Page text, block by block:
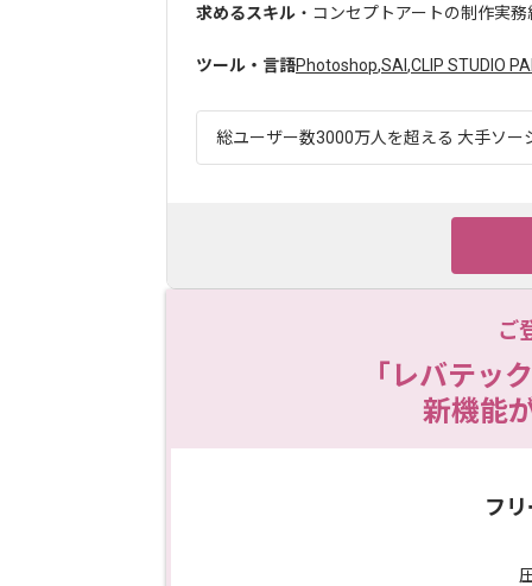
求めるスキル ・コンセプトアートの制作実
ツール・言語Photoshop,SAI ,CLIP STUDIO
総ユーザー数3000万人を超える 大手ソ
ご
「レバテッ
新機能
フ